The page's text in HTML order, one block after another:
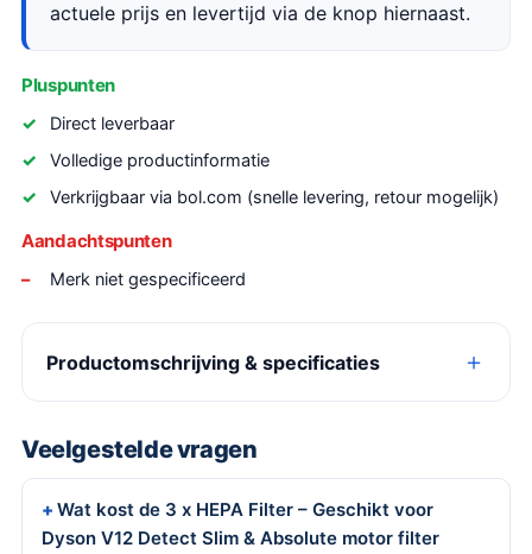
actuele prijs en levertijd via de knop hiernaast.
Pluspunten
Direct leverbaar
Volledige productinformatie
Verkrijgbaar via bol.com (snelle levering, retour mogelijk)
Aandachtspunten
Merk niet gespecificeerd
Productomschrijving & specificaties
Veelgestelde vragen
Wat kost de 3 x HEPA Filter – Geschikt voor
Dyson V12 Detect Slim & Absolute motor filter